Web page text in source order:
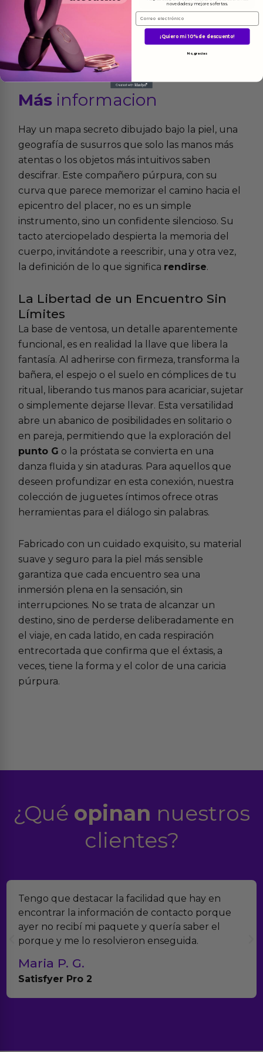
Ver el producto
Más informacion
Hay un mapa secreto dibujado bajo la piel, una
geografía de susurros que solo las manos más
atentas o los objetos más intuitivos saben
descifrar. Este compañero púrpura, con su
curva que parece memorizar el camino hacia el
epicentro del placer, no es un simple
instrumento, sino un confidente silencioso. Su
tacto aterciopelado despierta la memoria del
cuerpo, invitándote a reescribir, una y otra vez,
la definición de lo que significa rendirse.
La Libertad de un Encuentro Sin
Límites
La base de ventosa, un detalle aparentemente
funcional, es en realidad la llave que libera la
fantasía. Al adherirse con firmeza, transforma la
bañera, el espejo o el suelo en cómplices de tu
ritual, liberando tus manos para acariciar, sujetar
o simplemente dejarse llevar. Esta versatilidad
abre un abanico de posibilidades en solitario o
en pareja, permitiendo que la exploración del
punto G o la próstata se convierta en una
danza fluida y sin ataduras. Para aquellos que
deseen profundizar en esta conexión, nuestra
colección de juguetes íntimos ofrece otras
herramientas para el diálogo sin palabras.
Fabricado con un cuidado exquisito, su material
suave y seguro para la piel más sensible
garantiza que cada encuentro sea una
inmersión plena en la sensación, sin
interrupciones. No se trata de alcanzar un
destino, sino de perderse deliberadamente en
el viaje, en cada latido, en cada respiración
entrecortada que confirma que el éxtasis, a
veces, tiene la forma y el color de una caricia
púrpura.
¿Qué opinan nuestros
clientes?
Tengo que destacar la facilidad que hay en
encontrar la información de contacto porque
ayer no recibí mi paquete y quería saber el
porque y me lo resolvieron enseguida.
Maria P. G.
Satisfyer Pro 2
novedades y mejores ofertas.
Email
¡Quiero mi 10% de descuento!
No, gracias